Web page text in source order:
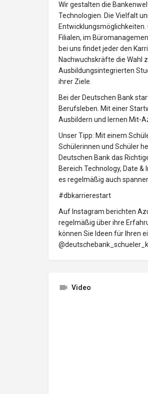
Wir gestalten die
Technologien. Die Vielfalt
Filialen, im
bei uns findet jeder den
Nachwuchskräfte die Wahl
Ausbildungsintegrierten
ihrer Ziele.
Bei der Deutschen Bank
Berufsleben. Mit einer
Ausbildern und lernen Mit-
Unser Tipp: Mit einem
Schülerinnen und Schüler
Deutschen Bank das
Bereich Technology, Date
es regelmäßig auch
#dbkarrierestart
Auf Instagram berichten
regelmäßig über ihre
können Sie Ideen für Ihren
Video